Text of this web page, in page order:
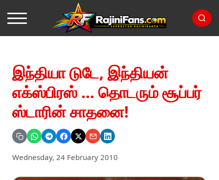
இந்தியா டுடே, இந்தியன்
எக்ஸ்பிரஸ் ... தொடரும் சூப்பர்
ஸ்டாரின் சாதனை!
Wednesday, 24 February 2010